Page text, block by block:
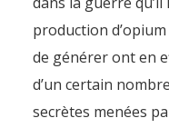
production
de générer ont en
d’un certain
secrètes menées